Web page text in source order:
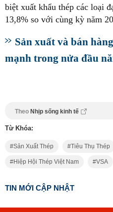
biệt xuất khẩu thép các loại
13,8% so với cùng kỳ năm
Sản xuất và bán
mạnh trong nửa đầu
Theo Nhịp sống kinh tế
Từ Khóa:
Sản Xuất Thép Tiêu Thụ Thép
Hiệp Hội Thép Việt Nam VSA
TIN MỚI CẬP NHẬT